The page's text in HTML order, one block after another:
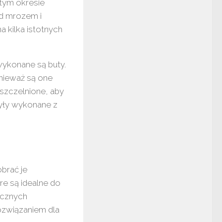
okresie
mrozem i
kilka istotnych
są buty.
są one
aby
wykonane z
je
są idealne do
dla